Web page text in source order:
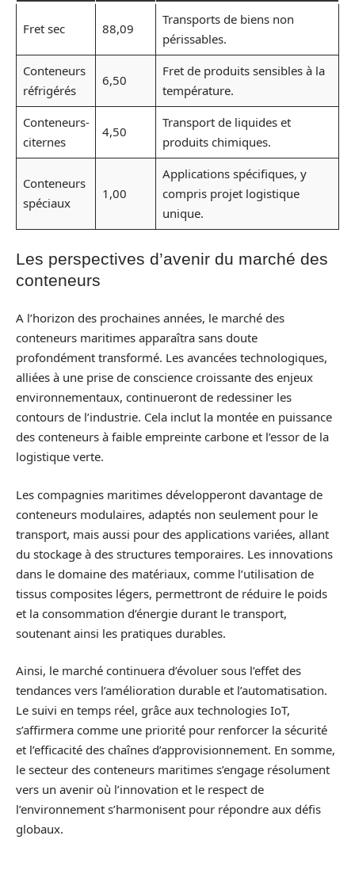
Fret sec 88,09
Transports de biens non
périssables.
Conteneurs
réfrigérés
6,50
Fret de produits sensibles à la
température.
Conteneurs-
citernes
4,50
Transport de liquides et
produits chimiques.
Conteneurs
spéciaux
1,00
Applications spécifiques, y
compris projet logistique
unique.
Les perspectives d’avenir du marché des
conteneurs
A l’horizon des prochaines années, le marché des
conteneurs maritimes apparaîtra sans doute
profondément transformé. Les avancées technologiques,
alliées à une prise de conscience croissante des enjeux
environnementaux, continueront de redessiner les
contours de l’industrie. Cela inclut la montée en puissance
des conteneurs à faible empreinte carbone et l’essor de la
logistique verte.
Les compagnies maritimes développeront davantage de
conteneurs modulaires, adaptés non seulement pour le
transport, mais aussi pour des applications variées, allant
du stockage à des structures temporaires. Les innovations
dans le domaine des matériaux, comme l’utilisation de
tissus composites légers, permettront de réduire le poids
et la consommation d’énergie durant le transport,
soutenant ainsi les pratiques durables.
Ainsi, le marché continuera d’évoluer sous l’effet des
tendances vers l’amélioration durable et l’automatisation.
Le suivi en temps réel, grâce aux technologies IoT,
s’affirmera comme une priorité pour renforcer la sécurité
et l’efficacité des chaînes d’approvisionnement. En somme,
le secteur des conteneurs maritimes s’engage résolument
vers un avenir où l’innovation et le respect de
l’environnement s’harmonisent pour répondre aux défis
globaux.